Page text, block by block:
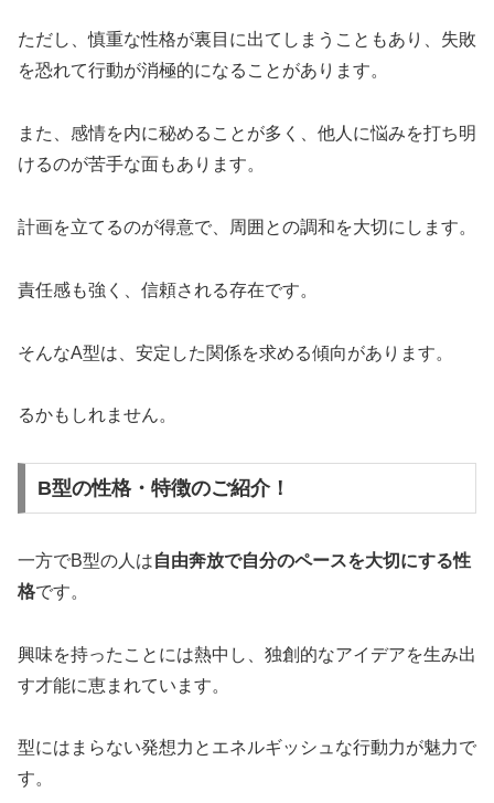
ただし、慎重な性格が裏目に出てしまうこともあり、失敗
を恐れて行動が消極的になることがあります。
また、感情を内に秘めることが多く、他人に悩みを打ち明
けるのが苦手な面もあります。
計画を立てるのが得意で、周囲との調和を大切にします。
責任感も強く、信頼される存在です。
そんなA型は、安定した関係を求める傾向があります。
るかもしれません。
B型の性格・特徴のご紹介！
一方でB型の人は自由奔放で自分のペースを大切にする性
格です。
興味を持ったことには熱中し、独創的なアイデアを生み出
す才能に恵まれています。
型にはまらない発想力とエネルギッシュな行動力が魅力で
す。